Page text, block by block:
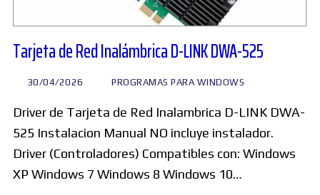
Tarjeta de Red Inalámbrica D-LINK DWA-525
30/04/2026 PROGRAMAS PARA WINDOWS
Driver de Tarjeta de Red Inalambrica D-LINK DWA-
525 Instalacion Manual NO incluye instalador.
Driver (Controladores) Compatibles con: Windows
XP Windows 7 Windows 8 Windows 10…